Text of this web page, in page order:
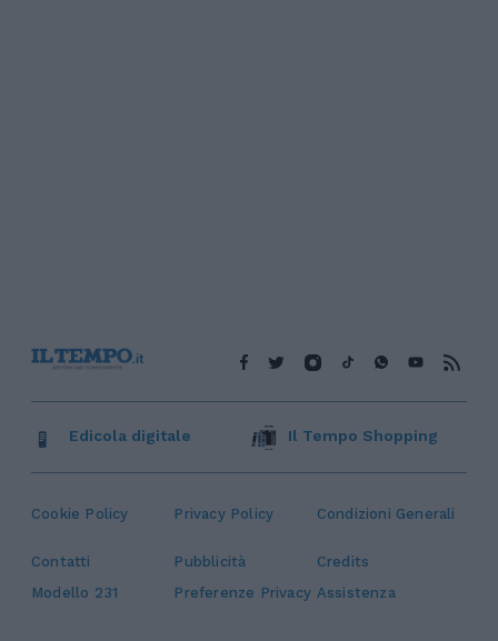
Cookie Policy Privacy Policy Condizioni Generali
Contatti Pubblicità
Credits
Modello 231
Preferenze Privacy Assistenza
Edicola digitale Il Tempo Shopping